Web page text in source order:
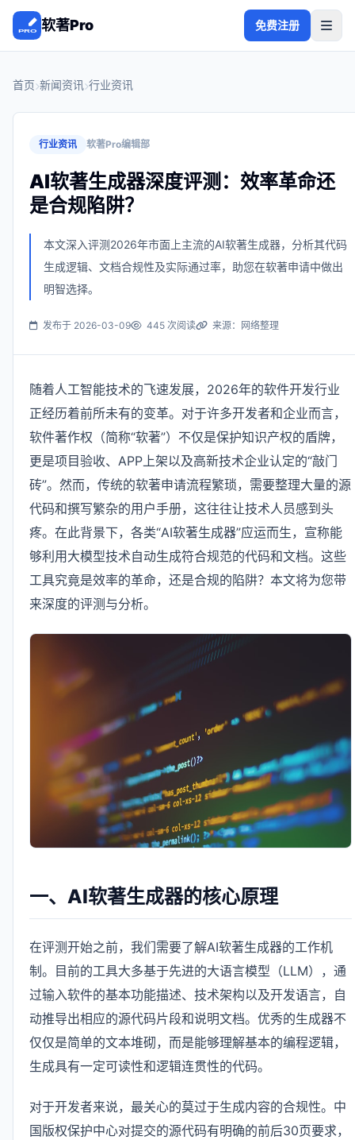
软著Pro 免费注册
首页 新闻资讯 行业资讯
行业资讯 软著Pro编辑部
AI软著生成器深度评测：效率革命还
是合规陷阱？
本文深入评测2026年市面上主流的AI软著生成器，分析其代码
生成逻辑、文档合规性及实际通过率，助您在软著申请中做出
明智选择。
发布于 2026-03-09 445 次阅读 来源：网络整理
随着人工智能技术的飞速发展，2026年的软件开发行业
正经历着前所未有的变革。对于许多开发者和企业而言，
软件著作权（简称“软著”）不仅是保护知识产权的盾牌，
更是项目验收、APP上架以及高新技术企业认定的“敲门
砖”。然而，传统的软著申请流程繁琐，需要整理大量的源
代码和撰写繁杂的用户手册，这往往让技术人员感到头
疼。在此背景下，各类“AI软著生成器”应运而生，宣称能
够利用大模型技术自动生成符合规范的代码和文档。这些
工具究竟是效率的革命，还是合规的陷阱？本文将为您带
来深度的评测与分析。
一、AI软著生成器的核心原理
在评测开始之前，我们需要了解AI软著生成器的工作机
制。目前的工具大多基于先进的大语言模型（LLM），通
过输入软件的基本功能描述、技术架构以及开发语言，自
动推导出相应的源代码片段和说明文档。优秀的生成器不
仅仅是简单的文本堆砌，而是能够理解基本的编程逻辑，
生成具有一定可读性和逻辑连贯性的代码。
对于开发者来说，最关心的莫过于生成内容的合规性。中
国版权保护中心对提交的源代码有明确的前后30页要求，